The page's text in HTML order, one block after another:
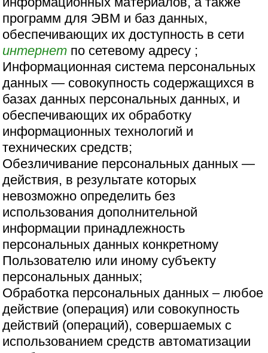
программ для ЭВМ и баз данных,
обеспечивающих их доступность в сети
интернет по сетевому адресу ;
Информационная система персональных
данных — совокупность содержащихся в
базах данных персональных данных, и
обеспечивающих их обработку
информационных технологий и
технических средств;
Обезличивание персональных данных —
действия, в результате которых
невозможно определить без
использования дополнительной
информации принадлежность
персональных данных конкретному
Пользователю или иному субъекту
персональных данных;
Обработка персональных данных – любое
действие (операция) или совокупность
действий (операций), совершаемых с
использованием средств автоматизации